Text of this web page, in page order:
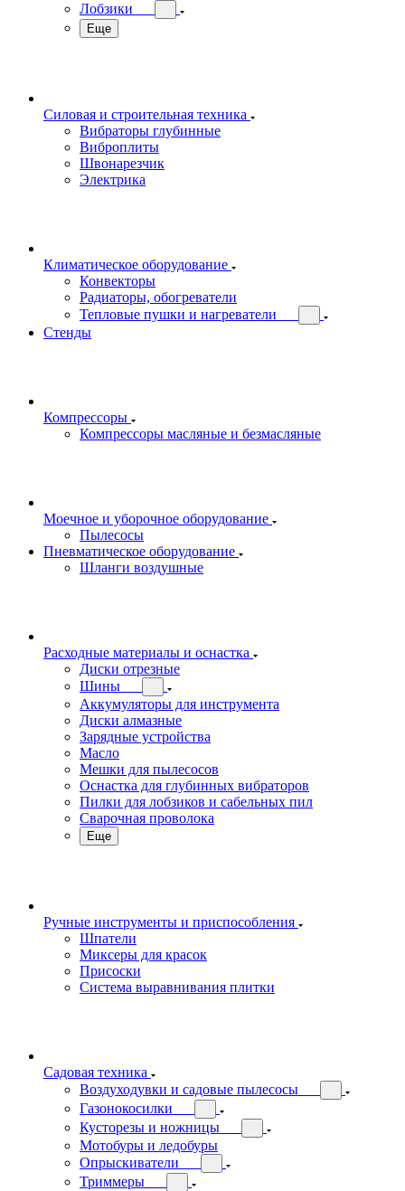
Лобзики
Еще
Силовая и строительная техника
Вибраторы глубинные
Виброплиты
Швонарезчик
Электрика
Климатическое оборудование
Конвекторы
Радиаторы, обогреватели
Тепловые пушки и нагреватели
Стенды
Компрессоры
Компрессоры масляные и безмасляные
Моечное и уборочное оборудование
Пылесосы
Пневматическое оборудование
Шланги воздушные
Расходные материалы и оснастка
Диски отрезные
Шины
Аккумуляторы для инструмента
Диски алмазные
Зарядные устройства
Масло
Мешки для пылесосов
Оснастка для глубинных вибраторов
Пилки для лобзиков и сабельных пил
Сварочная проволока
Еще
Ручные инструменты и приспособления
Шпатели
Миксеры для красок
Присоски
Система выравнивания плитки
Садовая техника
Воздуходувки и садовые пылесосы
Газонокосилки
Кусторезы и ножницы
Мотобуры и ледобуры
Опрыскиватели
Триммеры